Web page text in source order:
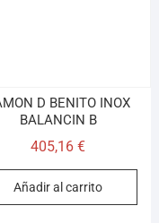
D BENITO INOX
BALANCIN B
405,16€
Añadir al carrito
encontrarlo,